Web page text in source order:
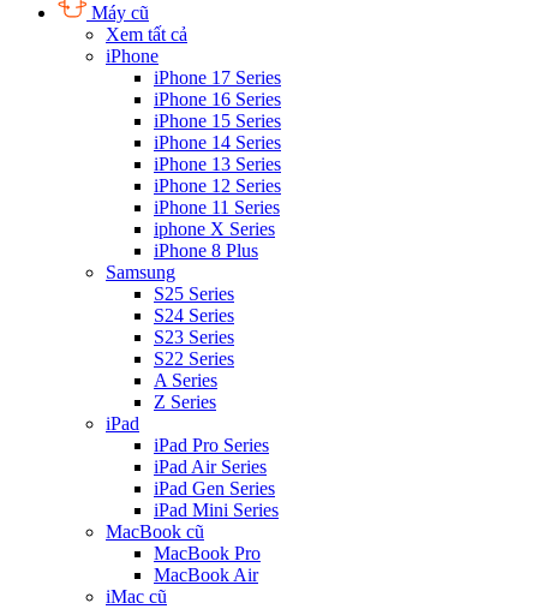
Máy cũ
Xem tất cả
iPhone
iPhone 17 Series
iPhone 16 Series
iPhone 15 Series
iPhone 14 Series
iPhone 13 Series
iPhone 12 Series
iPhone 11 Series
iphone X Series
iPhone 8 Plus
Samsung
S25 Series
S24 Series
S23 Series
S22 Series
A Series
Z Series
iPad
iPad Pro Series
iPad Air Series
iPad Gen Series
iPad Mini Series
MacBook cũ
MacBook Pro
MacBook Air
iMac cũ